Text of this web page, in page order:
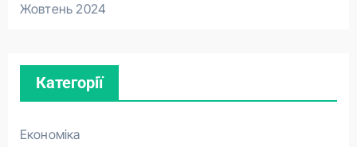
Жовтень 2024
Категорії
Економіка